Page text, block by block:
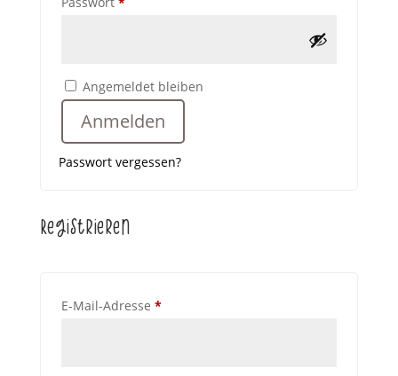
Alternative:
Angemeldet bleiben
Anmelden
Passwort vergessen?
Registrieren
E-Mail-Adresse *Erforderlich